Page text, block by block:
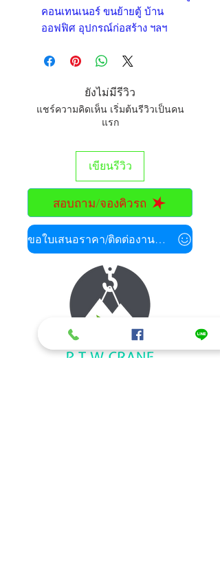
คอนเทนเนอร์ ขนย้ายตู้ บ้าน
ออฟฟิศ อุปกรณ์ก่อสร้าง ฯลฯ
ยังไม่มีรีวิว
แชร์ความคิดเห็น เริ่มต้นรีวิวเป็นคน
แรก
เขียนรีวิว
สอบถาม/จองคิวรถ
ขอใบเสนอราคา/ติดต่องานด่วน